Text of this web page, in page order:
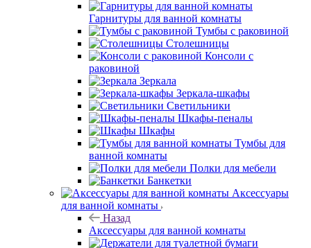
Гарнитуры для ванной комнаты
Тумбы с раковиной
Столешницы
Консоли с
раковиной
Зеркала
Зеркала-шкафы
Светильники
Шкафы-пеналы
Шкафы
Тумбы для
ванной комнаты
Полки для мебели
Банкетки
Аксессуары
для ванной комнаты
Назад
Аксессуары для ванной комнаты